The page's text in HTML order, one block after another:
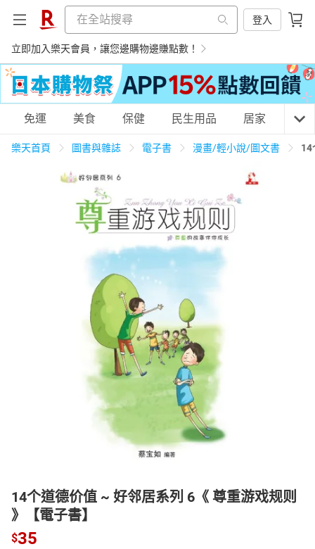
登入
立即加入樂天會員，讓您邊購物邊賺點數！
購物網分類
美食蛋糕 民生用品
3C家電 運動休閒
男裝 化妝保養
電子/紙本書
HOT
免運 美食 保健 民生用品 居家 3C
樂天首頁 圖書與雜誌 電子書 漫畫/輕小說/圖文書 14
14个道德价值 ~ 好邻居系列 6《 尊重游戏规则
》【電子書】
$35